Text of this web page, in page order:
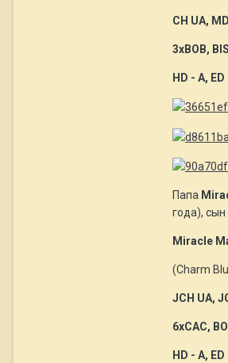
CH UA,
3xBOB,
HD - A, ED
Папа
года),
Miracle
(Charm
JCH UA,
6xCAC,
HD - A,